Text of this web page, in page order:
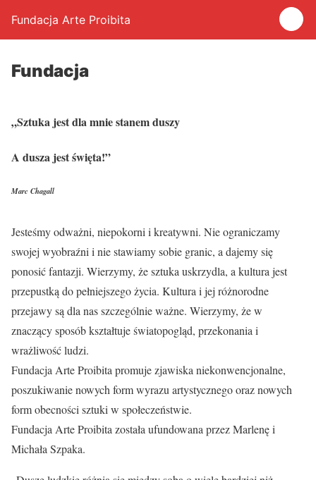
Fundacja Arte Proibita
Fundacja
„Sztuka jest dla mnie stanem duszy
A dusza jest święta!”
Marc Chagall
Jesteśmy odważni, niepokorni i kreatywni. Nie ograniczamy
swojej wyobraźni i nie stawiamy sobie granic, a dajemy się
ponosić fantazji. Wierzymy, że sztuka uskrzydla, a kultura jest
przepustką do pełniejszego życia. Kultura i jej różnorodne
przejawy są dla nas szczególnie ważne. Wierzymy, że w
znaczący sposób kształtuje światopogląd, przekonania i
wrażliwość ludzi.
Fundacja Arte Proibita promuje zjawiska niekonwencjonalne,
poszukiwanie nowych form wyrazu artystycznego oraz nowych
form obecności sztuki w społeczeństwie.
Fundacja Arte Proibita została ufundowana przez Marlenę i
Michała Szpaka.